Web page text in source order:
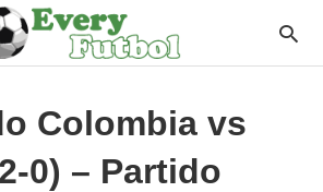
Colombia vs
0) – Partido